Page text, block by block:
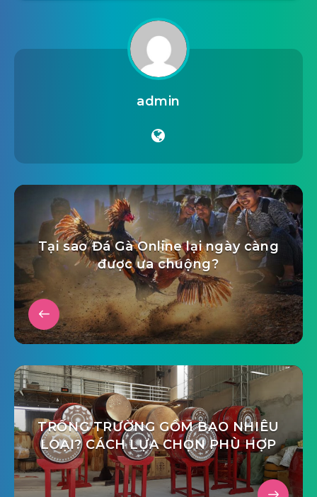
admin
Tại sao Đá Gà Online lại ngày càng
được ưa chuộng?
TRỐNG TRƯỜNG GỒM BAO NHIÊU
LOẠI? CÁCH LỰA CHỌN PHÙ HỢP